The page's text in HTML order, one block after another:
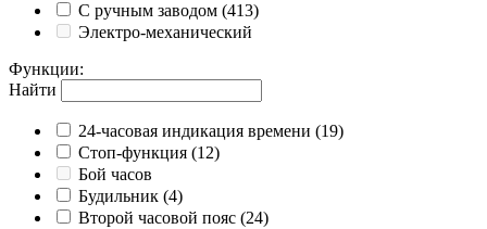
С ручным заводом (413)
Электро-механический
Функции:
Найти
24-часовая индикация времени (19)
Cтоп-функция (12)
Бой часов
Будильник (4)
Второй часовой пояс (24)